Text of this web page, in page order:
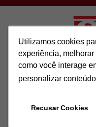
Utilizamos cookies
experiência,
como você interage
personalizar
Recusar Cookies
Utilizamos cookies
experiência,
como você interage
personalizar
Recusar Cookies
Todos os direitos
51.417.293/